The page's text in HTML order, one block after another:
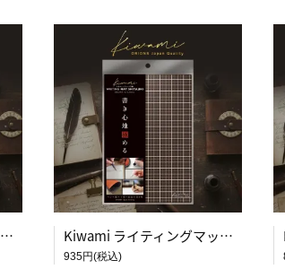
Kiwami ライティングマット下敷 B5+【ブラウン&キャメル】 Kiwami ライティングマット下敷 A5【ブラウン&キャメル】
935円(税込)